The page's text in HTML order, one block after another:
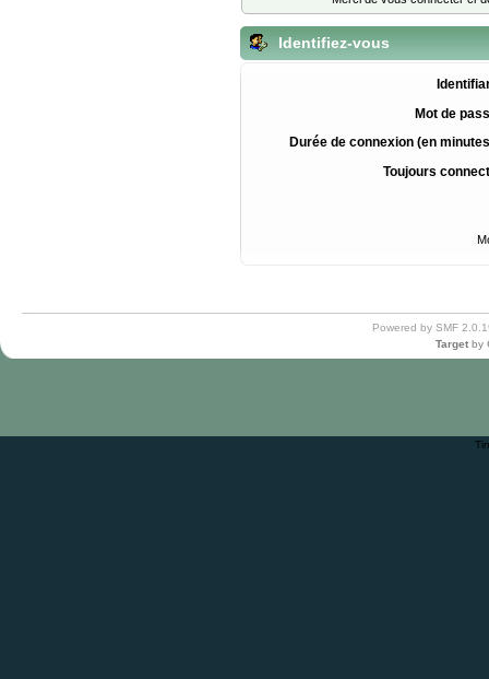
Identifiez-vous
Mot de
Durée de connexion (en
Toujours
Powered by SMF
Target by